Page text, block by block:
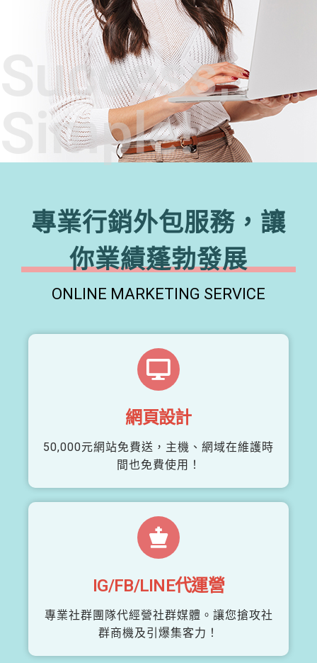
Success,
Simple!
專業行銷外包服務，讓
你業績蓬勃發展
ONLINE MARKETING SERVICE
網頁設計
50,000元網站免費送，主機、網域在維護時
間也免費使用！
IG/FB/LINE代運營
專業社群團隊代經營社群媒體。讓您搶攻社
群商機及引爆集客力！